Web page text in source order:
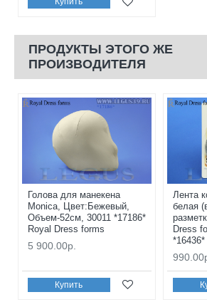
ПРОДУКТЫ ЭТОГО ЖЕ
ПРОИЗВОДИТЕЛЯ
Голова для манекена
Monica, Цвет:Бежевый,
Объем-52см, 30011 *17186*
Royal Dress forms
5 900.00р.
Купить
Лента
белая
Dress
*16436*